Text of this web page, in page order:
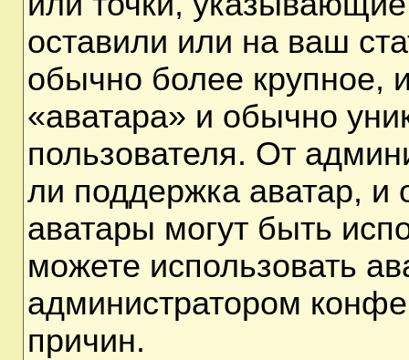
оставили или на ваш
обычно более крупное,
«аватара» и обычно
пользователя. От
ли поддержка аватар, и
аватары могут быть
можете использовать
администратором
причин.